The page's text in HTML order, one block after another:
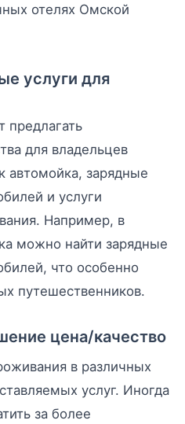
отелях Омской
услуги для
предлагать
для владельцев
автомойка, зарядные
и услуги
Например, в
можно найти зарядные
что особенно
путешественников.
цена/качество
в различных
услуг. Иногда
за более